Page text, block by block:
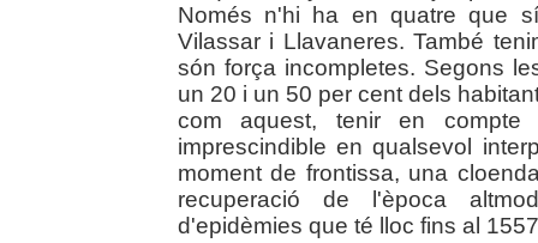
Només n'hi ha en quatre que
Vilassar i Llavaneres. També
són força incompletes. Segons
un 20 i un 50 per cent dels
com aquest, tenir en compte
imprescindible en qualsevol
moment de frontissa, una
recuperació de l'època
d'epidèmies que té lloc fins al